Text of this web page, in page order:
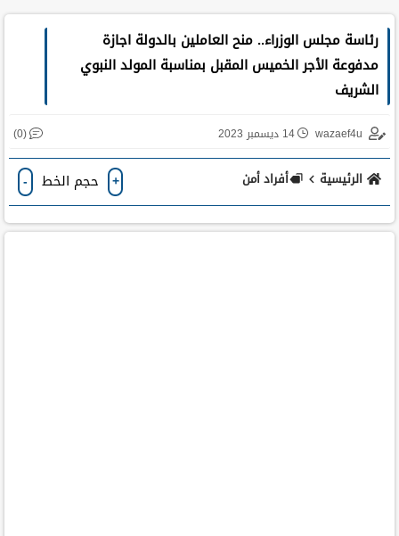
رئاسة مجلس الوزراء.. منح العاملين بالدولة اجازة
مدفوعة الأجر الخميس المقبل بمناسبة المولد النبوي
الشريف
wazaef4u 14 ديسمبر 2023 (0)
الرئيسية أفراد أمن + حجم الخط -